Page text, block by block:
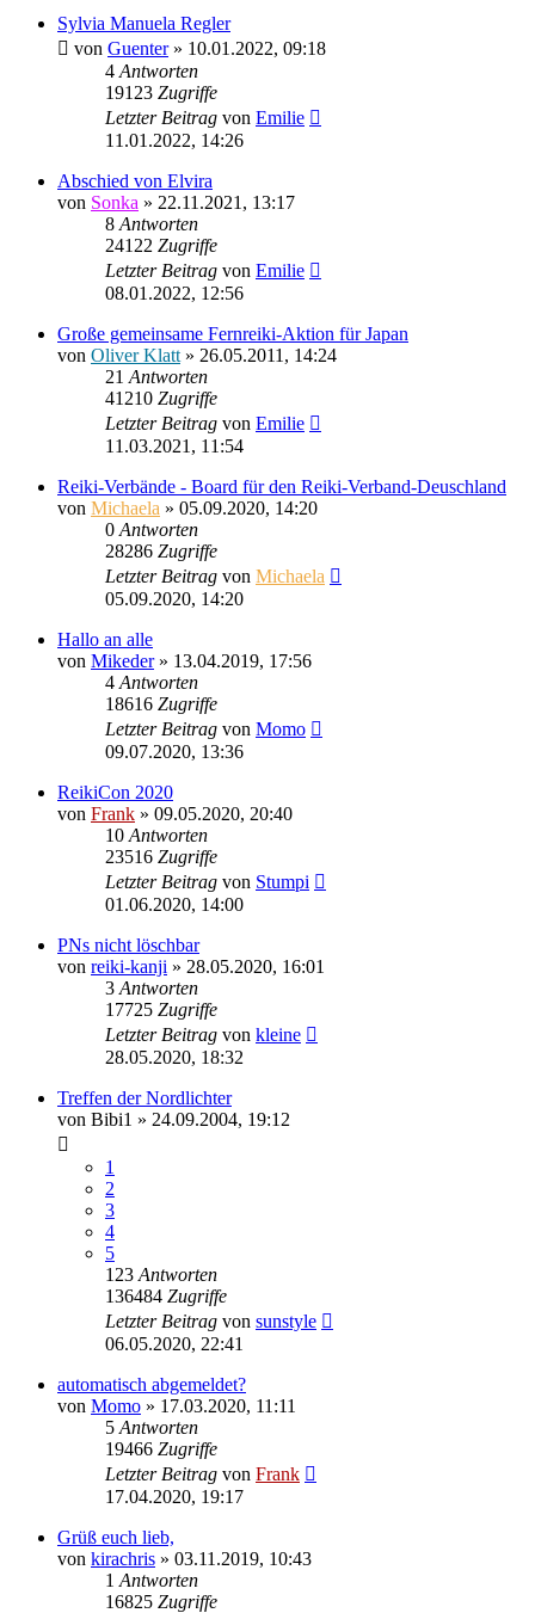
Sylvia Manuela Regler
von Guenter» 10.01.2022, 09:18
4 Antworten
19123 Zugriffe
Letzter Beitrag von Emilie
11.01.2022, 14:26
Abschied von Elvira
von Sonka » 22.11.2021, 13:17
8 Antworten
24122 Zugriffe
Letzter Beitrag von Emilie
08.01.2022, 12:56
Große gemeinsame Fernreiki-Aktion für Japan
von Oliver Klatt » 26.05.2011, 14:24
21 Antworten
41210 Zugriffe
Letzter Beitrag von Emilie
11.03.2021, 11:54
Reiki-Verbände - Board für den Reiki-Verband-Deuschland
von Michaela » 05.09.2020, 14:20
0 Antworten
28286 Zugriffe
Letzter Beitrag von Michaela
05.09.2020, 14:20
Hallo an alle
von Mikeder» 13.04.2019, 17:56
4 Antworten
18616 Zugriffe
Letzter Beitrag von Momo
09.07.2020, 13:36
ReikiCon 2020
von Frank » 09.05.2020, 20:40
10 Antworten
23516 Zugriffe
Letzter Beitrag von Stumpi
01.06.2020, 14:00
PNs nicht löschbar
von reiki-kanji » 28.05.2020, 16:01
3 Antworten
17725 Zugriffe
Letzter Beitrag von kleine
28.05.2020, 18:32
Treffen der Nordlichter
von Bibi1 » 24.09.2004, 19:12
1
2
3
4
5
123 Antworten
136484 Zugriffe
Letzter Beitrag von sunstyle
06.05.2020, 22:41
automatisch abgemeldet?
von Momo » 17.03.2020, 11:11
5 Antworten
19466 Zugriffe
Letzter Beitrag von Frank
17.04.2020, 19:17
Grüß euch lieb,
von kirachris » 03.11.2019, 10:43
1 Antworten
16825 Zugriffe